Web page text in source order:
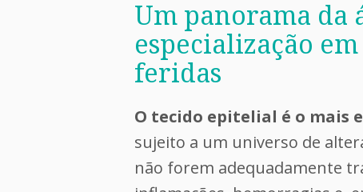
Um panorama da
especialização
feridas
O tecido epitelial é o mais
sujeito a um universo de
não forem adequadamente